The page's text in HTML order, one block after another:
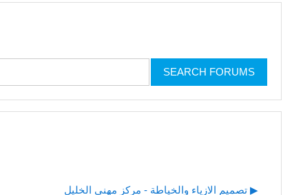
SEARCH FORUMS
تصميم الازياء والخياطة - مركز مهني الخليل ▶︎